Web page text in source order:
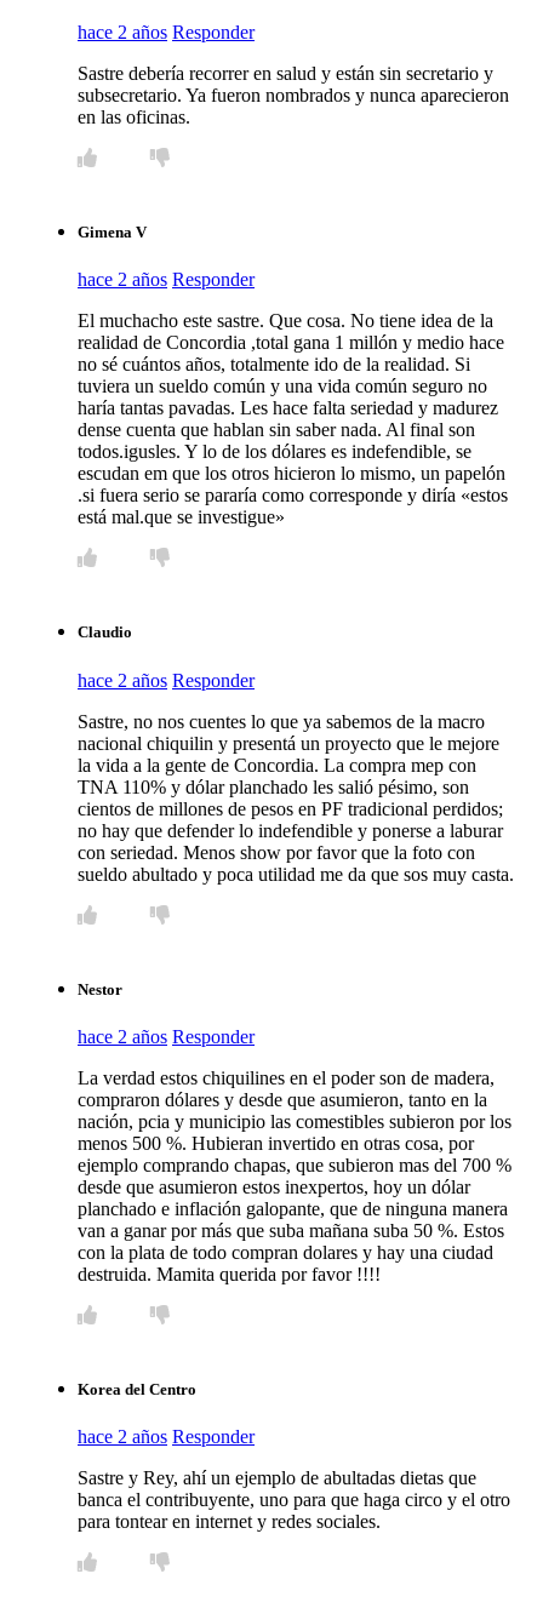
hace 2 años Responder
Sastre debería recorrer en salud y están sin secretario y
subsecretario. Ya fueron nombrados y nunca aparecieron
en las oficinas.
Gimena V
hace 2 años Responder
El muchacho este sastre. Que cosa. No tiene idea de la
realidad de Concordia ,total gana 1 millón y medio hace
no sé cuántos años, totalmente ido de la realidad. Si
tuviera un sueldo común y una vida común seguro no
haría tantas pavadas. Les hace falta seriedad y madurez
dense cuenta que hablan sin saber nada. Al final son
todos.igusles. Y lo de los dólares es indefendible, se
escudan em que los otros hicieron lo mismo, un papelón
.si fuera serio se pararía como corresponde y diría «estos
está mal.que se investigue»
Claudio
hace 2 años Responder
Sastre, no nos cuentes lo que ya sabemos de la macro
nacional chiquilin y presentá un proyecto que le mejore
la vida a la gente de Concordia. La compra mep con
TNA 110% y dólar planchado les salió pésimo, son
cientos de millones de pesos en PF tradicional perdidos;
no hay que defender lo indefendible y ponerse a laburar
con seriedad. Menos show por favor que la foto con
sueldo abultado y poca utilidad me da que sos muy casta.
Nestor
hace 2 años Responder
La verdad estos chiquilines en el poder son de madera,
compraron dólares y desde que asumieron, tanto en la
nación, pcia y municipio las comestibles subieron por los
menos 500 %. Hubieran invertido en otras cosa, por
ejemplo comprando chapas, que subieron mas del 700 %
desde que asumieron estos inexpertos, hoy un dólar
planchado e inflación galopante, que de ninguna manera
van a ganar por más que suba mañana suba 50 %. Estos
con la plata de todo compran dolares y hay una ciudad
destruida. Mamita querida por favor !!!!
Korea del Centro
hace 2 años Responder
Sastre y Rey, ahí un ejemplo de abultadas dietas que
banca el contribuyente, uno para que haga circo y el otro
para tontear en internet y redes sociales.